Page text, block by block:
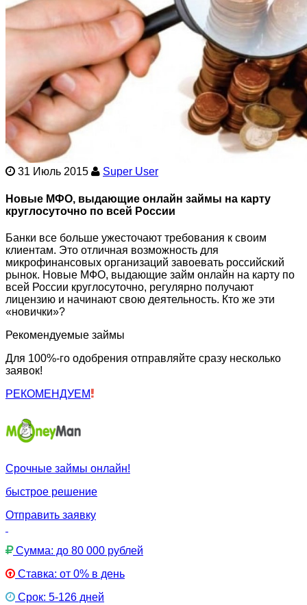
31 Июль 2015 Super User
Новые МФО, выдающие онлайн займы на карту
круглосуточно по всей России
Банки все больше ужесточают требования к своим
клиентам. Это отличная возможность для
микрофинансовых организаций завоевать российский
рынок. Новые МФО, выдающие займ онлайн на карту по
всей России круглосуточно, регулярно получают
лицензию и начинают свою деятельность. Кто же эти
«новички»?
Рекомендуемые займы
Для 100%-го одобрения отправляйте сразу несколько
заявок!
РЕКОМЕНДУЕМ
Срочные займы онлайн!
быстрое решение
Отправить заявку
Сумма: до 80 000 рублей
Ставка: от 0% в день
Срок: 5-126 дней